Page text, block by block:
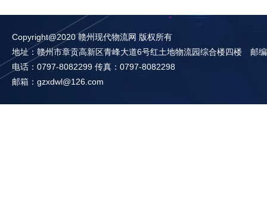
Copyright@2020 赣州现代物流网 版权所有
地址：赣州市章贡高新区青峰大道6号红土地物流园综合楼四楼 邮
电话：0797-8082299 传真：0797-8082298
邮箱：gzxdwl@126.com